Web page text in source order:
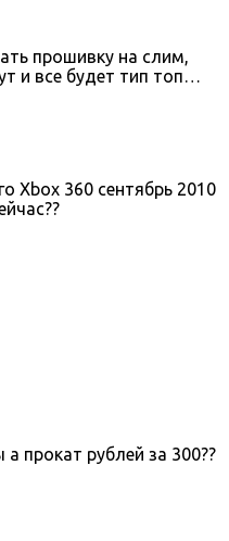
прошивку на слим,
и все будет тип топ…
Xbox 360 сентябрь 2010
а прокат рублей за 300??